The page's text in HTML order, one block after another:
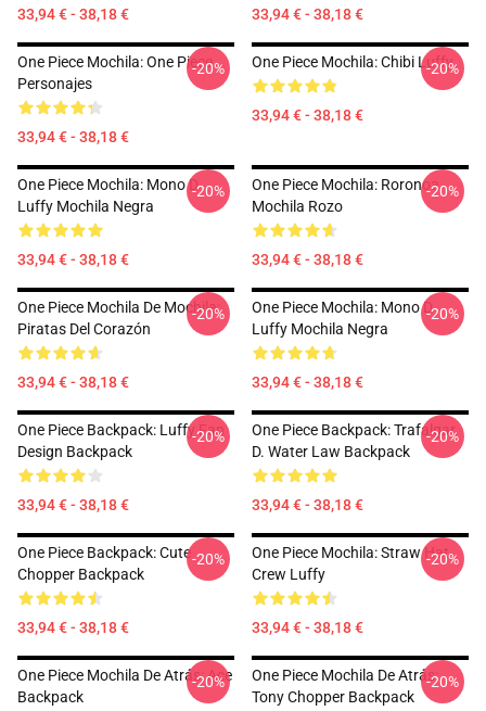
33,94 € - 38,18 € 33,94 € - 38,18 €
One Piece Mochila: One Piece
Personajes
33,94 € - 38,18 €
-20% One Piece Mochila: Chibi Luffy
33,94 € - 38,18 €
-20%
One Piece Mochila: Mono D
Luffy Mochila Negra
33,94 € - 38,18 €
-20%
One Piece Mochila: Roronoa
Mochila Rozo
33,94 € - 38,18 €
-20%
One Piece Mochila De Mochila:
Piratas Del Corazón
33,94 € - 38,18 €
-20%
One Piece Mochila: Mono D
Luffy Mochila Negra
33,94 € - 38,18 €
-20%
One Piece Backpack: Luffy Fan
Design Backpack
33,94 € - 38,18 €
-20%
One Piece Backpack: Trafalgar
D. Water Law Backpack
33,94 € - 38,18 €
-20%
One Piece Backpack: Cute
Chopper Backpack
33,94 € - 38,18 €
-20%
One Piece Mochila: Straw Hat
Crew Luffy
33,94 € - 38,18 €
-20%
One Piece Mochila De Atrás: Ace
Backpack
-20%
One Piece Mochila De Atrás:
Tony Chopper Backpack
-20%